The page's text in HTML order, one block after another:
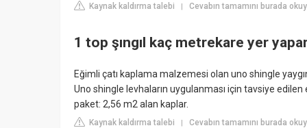
Kaynak kaldırma talebi | Cevabın tamamını burada
1 top şıngıl kaç metrekare yer
Eğimli çatı kaplama malzemesi olan uno shingle
Uno shingle levhaların uygulanması için tavsiye edilen
paket: 2,56 m2 alan kaplar.
Kaynak kaldırma talebi | Cevabın tamamını burada